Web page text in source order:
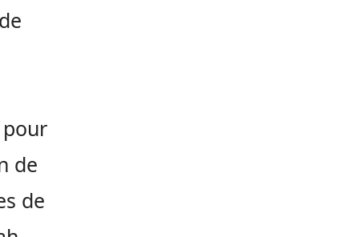
pour
de
de